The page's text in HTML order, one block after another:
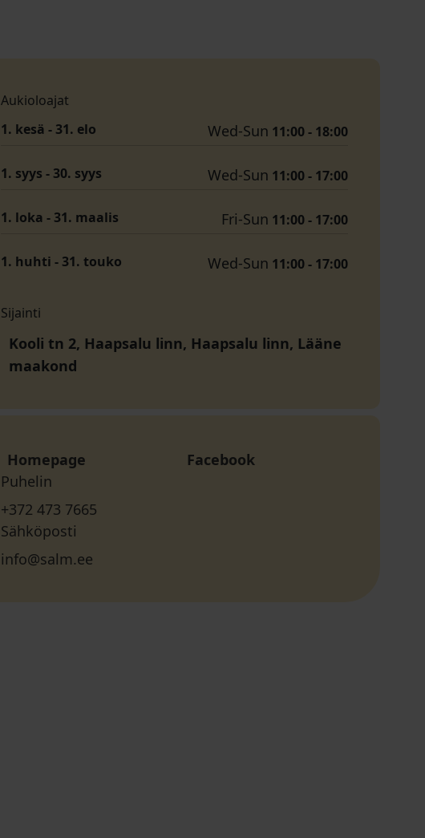
Aukioloajat
1. kesä - 31. elo
Wed-Sun 11:00 - 18:00
1. syys - 30. syys Wed-Sun 11:00 - 17:00
1. loka - 31. maalis Fri-Sun 11:00 - 17:00
1. huhti - 31. touko Wed-Sun 11:00 - 17:00
Sijainti
Kooli tn 2, Haapsalu linn, Haapsalu linn, Lääne
maakond
Homepage
Facebook
Puhelin
+372 473 7665
Sähköposti
info@salm.ee